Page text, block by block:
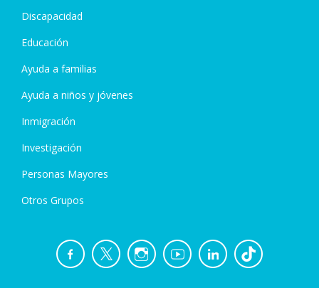
Discapacidad
Educación
Ayuda a familias
Ayuda a niños y jóvenes
Inmigración
Investigación
Personas Mayores
Otros Grupos